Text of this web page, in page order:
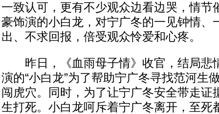
一致认可，更有不少观众边看边哭，情节
豪饰演的小白龙，对宁广冬的一见钟情、
出、不求回报，倍受观众怜爱和心疼。
昨日，《血雨母子情》收官，结局悲
演的“小白龙”为了帮助宁广冬寻找范河生
闯虎穴。同时，为了让宁广冬安全带走证
生打死。小白龙呵斥着宁广冬离开，至死